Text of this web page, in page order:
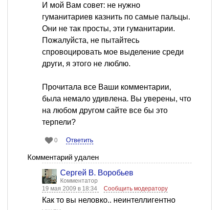
И мой Вам совет: не нужно
гуманитариев казнить по самые пальцы.
Они не так просты, эти гуманитарии.
Пожалуйста, не пытайтесь
спровоцировать мое выделение среди
други, я этого не люблю.
Прочитала все Ваши комментарии,
была немало удивлена. Вы уверены, что
на любом другом сайте все бы это
терпели?
0 Ответить
Комментарий удален
Сергей В. Воробьев
Комментатор
19 мая 2009 в 18:34
Сообщить модератору
Как то вы неловко.. неинтеллигентно